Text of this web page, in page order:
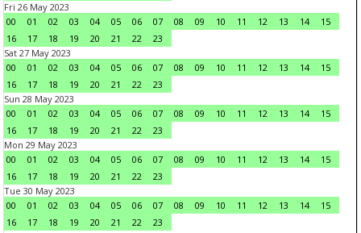
Fri 26 May 2023
00
01 02 03 04 05 06 07 08 09 10 11 12 13 14
15
16
17 18 19 20 21 22
23
Sat 27 May 2023
00
01 02 03 04 05 06 07 08 09 10 11 12 13 14
15
16
17 18 19 20 21 22
23
Sun 28 May 2023
00
01 02 03 04 05 06 07 08 09 10 11 12 13 14
15
16
17 18 19 20 21 22
23
Mon 29 May 2023
00
01 02 03 04 05 06 07 08 09 10 11 12 13 14
15
16
17 18 19 20 21 22
23
Tue 30 May 2023
00
01 02 03 04 05 06 07 08 09 10 11 12 13 14
15
16
17 18 19 20 21 22
23